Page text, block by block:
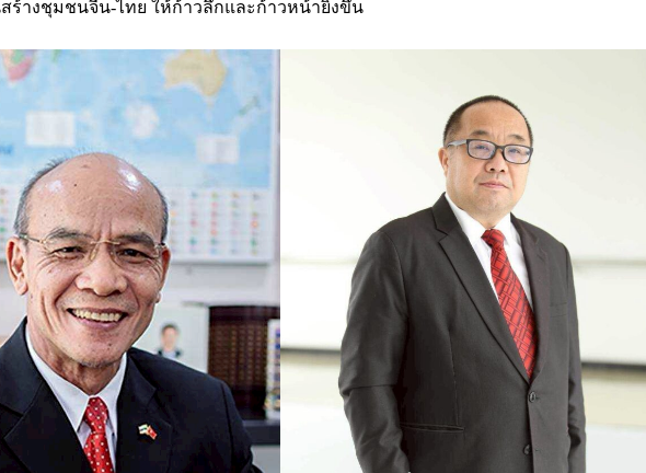
ร้างชุมชนจีน-ไทย ให้ก้าวลึกและก้าวหน้ายิ่งขึ้น